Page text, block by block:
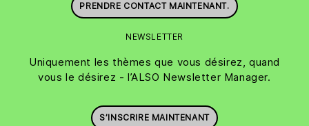
PRENDRE CONTACT MAINTENANT.
NEWSLETTER
Uniquement les thèmes que vous désirez, quand
vous le désirez - l’ALSO Newsletter Manager.
S’INSCRIRE MAINTENANT